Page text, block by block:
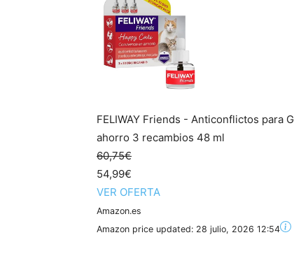
FELIWAY Friends - Anticonflictos para
ahorro 3 recambios 48 ml
60,75€
54,99€
VER OFERTA
Amazon.es
Amazon price updated: 28 julio, 2026 12:54